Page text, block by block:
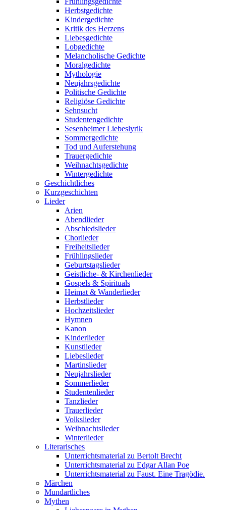
Herbstgedichte
Kindergedichte
Kritik des Herzens
Liebesgedichte
Lobgedichte
Melancholische Gedichte
Moralgedichte
Mythologie
Neujahrsgedichte
Politische Gedichte
Religiöse Gedichte
Sehnsucht
Studentengedichte
Sesenheimer Liebeslyrik
Sommergedichte
Tod und Auferstehung
Trauergedichte
Weihnachtsgedichte
Wintergedichte
Geschichtliches
Kurzgeschichten
Lieder
Arien
Abendlieder
Abschiedslieder
Chorlieder
Freiheitslieder
Frühlingslieder
Geburtstagslieder
Geistliche- & Kirchenlieder
Gospels & Spirituals
Heimat & Wanderlieder
Herbstlieder
Hochzeitslieder
Hymnen
Kanon
Kinderlieder
Kunstlieder
Liebeslieder
Martinslieder
Neujahrslieder
Sommerlieder
Studentenlieder
Tanzlieder
Trauerlieder
Volkslieder
Weihnachtslieder
Winterlieder
Literarisches
Unterrichtsmaterial zu Bertolt Brecht
Unterrichtsmaterial zu Edgar Allan Poe
Unterrichtsmaterial zu Faust. Eine Tragödie.
Märchen
Mundartliches
Mythen